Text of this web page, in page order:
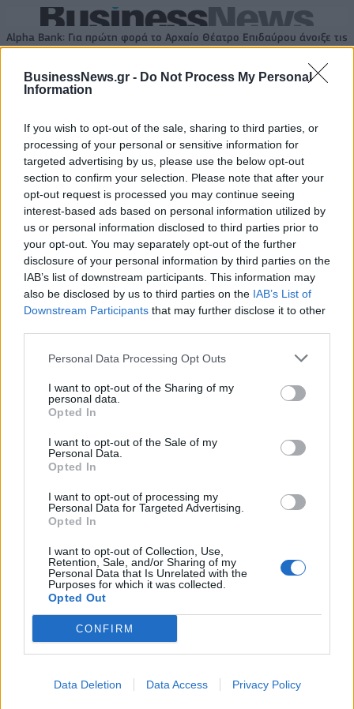
BusinessNews.gr - Do Not Process My Personal
Information
If you wish to opt-out of the sale, sharing to third parties, or
processing of your personal or sensitive information for
targeted advertising by us, please use the below opt-out
section to confirm your selection. Please note that after your
opt-out request is processed you may continue seeing
interest-based ads based on personal information utilized by
us or personal information disclosed to third parties prior to
your opt-out. You may separately opt-out of the further
disclosure of your personal information by third parties on the
IAB’s list of downstream participants. This information may
also be disclosed by us to third parties on the IAB’s List of
Downstream Participants that may further disclose it to other
Personal Data Processing Opt Outs
I want to opt-out of the Sharing of my
personal data.
Opted In
I want to opt-out of the Sale of my
Personal Data.
Opted In
I want to opt-out of processing my
Personal Data for Targeted Advertising.
Opted In
I want to opt-out of Collection, Use,
Retention, Sale, and/or Sharing of my
Personal Data that Is Unrelated with the
Purposes for which it was collected.
Opted Out
CONFIRM
Data Deletion Data Access Privacy Policy
Alpha Bank: Για πρώτη φορά το Αρχαίο Θέατρο Επιδαύρου άνοιξε τις
πύλες του σε όλους
βιωσιμότητα σε καθημερινή πράξη
ΠΕΡΙΣΣΌΤΕΡΑ ΣΕ ΑΥΤΉ ΤΗΝ ΚΑΤΗΓΟΡΊΑ
Γαλλία: Η Standart&Poor’s
υποβάθμισε την
πιστοληπτική ικανότητα της
χώρας
01/06/2024 - 21:50
ΗΠΑ: «Βάλτε τον φυλακή»
δηλώνει ο Στόρμι Ντάνιελς
για τον Τραμπ